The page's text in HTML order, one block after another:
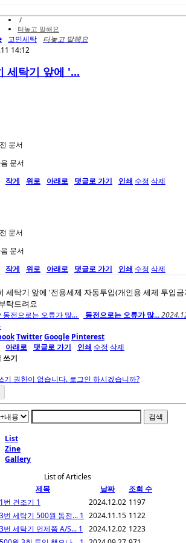
/
터놓고 말해요
고민세탁
터놓고 말해요
14:12
세탁기 앞에 '...
문서
문서
작게 위로 아래로 댓글로 가기 인쇄 수정 삭제
문서
문서
작게 위로 아래로 댓글로 가기 인쇄 수정 삭제
세탁기 앞에 '전용세제 자동투입(개인용 세제 투입
탁드려요
동전으로는 오류가 많... 동전으로는 오류가 많...
TwitterGoogle Pinterest
아래로 댓글로 가기 인쇄 수정 삭제
쓰기
기 권한이 없습니다. 로그인 하시겠습니까?
검색
List
Zine
Gallery
List of Articles
제목 날짜
조회 수
1번 건조기 1 2024.12.02 1197
3번 세탁기 500원 동전... 1 2024.11.15 1122
3번 세탁기 언제쯤 A/S... 1 2024.12.02 1223